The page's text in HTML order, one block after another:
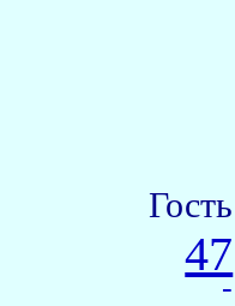
Гость
47
-